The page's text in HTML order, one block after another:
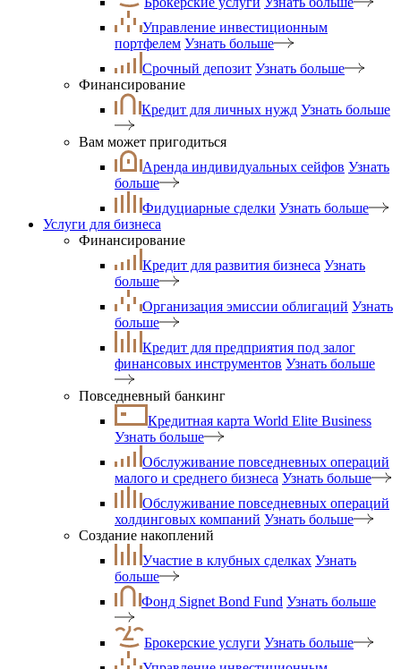
Управление инвестиционным
портфелем Узнать больше
Срочный депозит Узнать больше
Финансирование
Кредит для личных нужд Узнать больше
Вам может пригодиться
Аренда индивидуальных сейфов Узнать
больше
Фидуциарные сделки Узнать больше
Услуги для бизнеса
Финансирование
Кредит для развития бизнеса Узнать
больше
Организация эмиссии облигаций Узнать
больше
Кредит для предприятия под залог
финансовых инструментов Узнать больше
Повседневный банкинг
Кредитная карта World Elite Business
Узнать больше
Обслуживание повседневных операций
малого и среднего бизнеса Узнать больше
Обслуживание повседневных операций
холдинговых компаний Узнать больше
Создание накоплений
Участие в клубных сделках Узнать
больше
Фонд Signet Bond Fund Узнать больше
Брокерские услуги Узнать больше